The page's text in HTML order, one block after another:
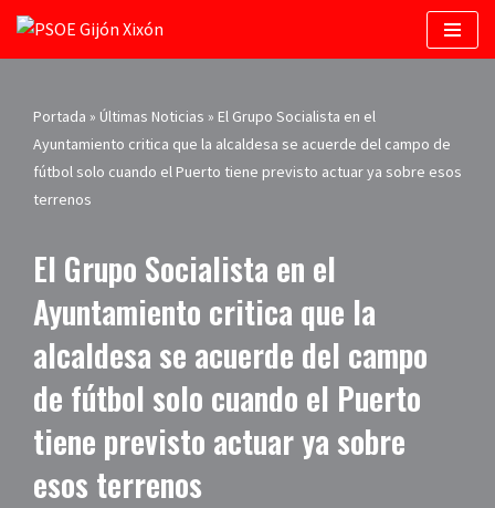
Saltar
contenido
Portada » Últimas Noticias » El Grupo Socialista en el
Ayuntamiento critica que la alcaldesa se acuerde del campo de
fútbol solo cuando el Puerto tiene previsto actuar ya sobre esos
terrenos
El Grupo Socialista en el
Ayuntamiento critica que la
alcaldesa se acuerde del campo
de fútbol solo cuando el Puerto
tiene previsto actuar ya sobre
esos terrenos